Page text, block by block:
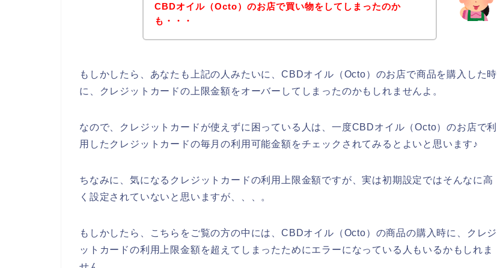
CBDオイル（Octo）のお店で買い物をしてしまったのか
も・・・
もしかしたら、あなたも上記の人みたいに、CBDオイル（Octo）のお店で商品を購入した時
に、クレジットカードの上限金額をオーバーしてしまったのかもしれませんよ。
なので、クレジットカードが使えずに困っている人は、一度CBDオイル（Octo）のお店で利
用したクレジットカードの毎月の利用可能金額をチェックされてみるとよいと思います♪
ちなみに、気になるクレジットカードの利用上限金額ですが、実は初期設定ではそんなに高
く設定されていないと思いますが、、、。
もしかしたら、こちらをご覧の方の中には、CBDオイル（Octo）の商品の購入時に、クレジ
ットカードの利用上限金額を超えてしまったためにエラーになっている人もいるかもしれま